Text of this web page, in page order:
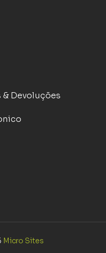
& Devoluções
Micro Sites